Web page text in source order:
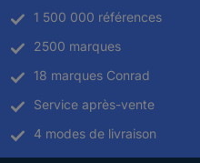
1 500 000 références
2500 marques
18 marques Conrad
Service après-vente
4 modes de livraison